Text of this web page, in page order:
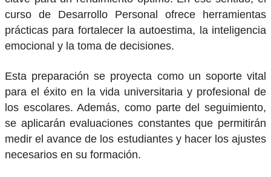
curso de Desarrollo Personal ofrece herramientas
prácticas para fortalecer la autoestima, la inteligencia
emocional y la toma de decisiones.
Esta preparación se proyecta como un soporte vital
para el éxito en la vida universitaria y profesional de
los escolares. Además, como parte del seguimiento,
se aplicarán evaluaciones constantes que permitirán
medir el avance de los estudiantes y hacer los ajustes
necesarios en su formación.